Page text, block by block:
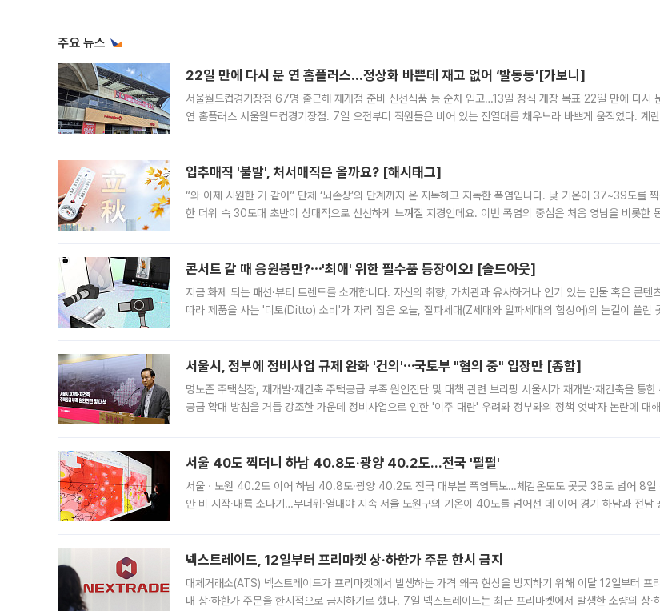
주요 뉴스
22일 만에 다시 문 연 홈플러스…정상화 바쁜데 재고 없어 ‘발동동’[가보니]
서울월드컵경기장점 67명 출근해 재개점 준비 신선식품 등 순차 입고…13일 정식 개장 목표 22일 만에 다시
연 홈플러스 서울월드컵경기장점. 7일 오전부터 직원들은 비어 있는 진열대를 채우느라 바쁘게 움직였다. 계
입추매직 '불발', 처서매직은 올까요? [해시태그]
“와 이제 시원한 거 같아” 단체 ‘뇌손상’의 단계까지 온 지독하고 지독한 폭염입니다. 낮 기온이 37~39도를
한 더위 속 30도대 초반이 상대적으로 선선하게 느껴질 지경인데요. 이번 폭염의 중심은 처음 영남을 비롯한
콘서트 갈 때 응원봉만?⋯'최애' 위한 필수품 등장이오! [솔드아웃]
지금 화제 되는 패션·뷰티 트렌드를 소개합니다. 자신의 취향, 가치관과 유사하거나 인기 있는 인물 혹은 콘텐
따라 제품을 사는 '디토(Ditto) 소비'가 자리 잡은 오늘, 잘파세대(Z세대와 알파세대의 합성어)의 눈길이 쏠린
서울시, 정부에 정비사업 규제 완화 '건의'⋯국토부 "협의 중" 입장만 [종합]
명노준 주택실장, 재개발·재건축 주택공급 부족 원인진단 및 대책 관련 브리핑 서울시가 재개발·재건축을 통한
공급 확대 방침을 거듭 강조한 가운데 정비사업으로 인한 '이주 대란' 우려와 정부와의 정책 엇박자 논란에 대
서울 40도 찍더니 하남 40.8도·광양 40.2도…전국 '펄펄'
서울ㆍ노원 40.2도 이어 하남 40.8도·광양 40.2도 전국 대부분 폭염특보…체감온도도 곳곳 38도 넘어 8일
안 비 시작·내륙 소나기…무더위·열대야 지속 서울 노원구의 기온이 40도를 넘어선 데 이어 경기 하남과 전남
넥스트레이드, 12일부터 프리마켓 상·하한가 주문 한시 금지
대체거래소(ATS) 넥스트레이드가 프리마켓에서 발생하는 가격 왜곡 현상을 방지하기 위해 이달 12일부터 프
내 상·하한가 주문을 한시적으로 금지하기로 했다. 7일 넥스트레이드는 최근 프리마켓에서 발생한 소량의 상·